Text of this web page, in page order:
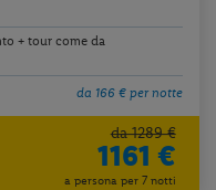
+ tour come da
da 166 € per notte
da 1289 €
1161 €
a persona per 7 notti